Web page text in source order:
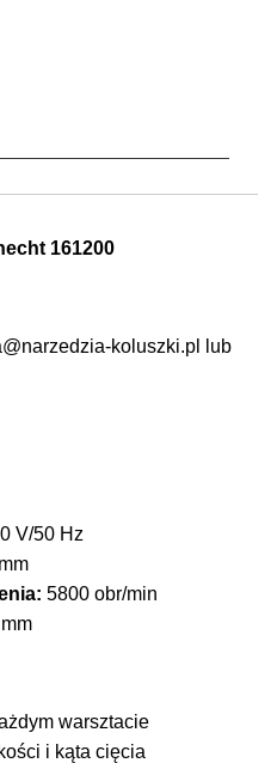
161200
koluszki.pl lub
V/50 Hz
5800 obr/min
warsztacie
i kąta cięcia